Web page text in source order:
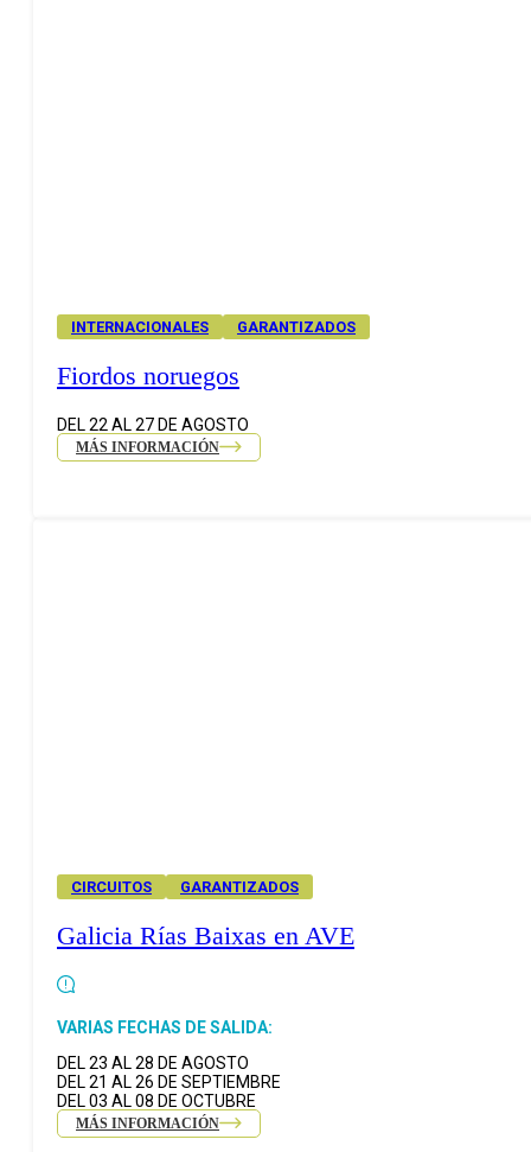
INTERNACIONALES GARANTIZADOS
Fiordos noruegos
DEL 22 AL 27 DE AGOSTO
MÁS INFORMACIÓN
CIRCUITOS GARANTIZADOS
Galicia Rías Baixas en AVE
VARIAS FECHAS DE SALIDA:
DEL 23 AL 28 DE AGOSTO
DEL 21 AL 26 DE SEPTIEMBRE
DEL 03 AL 08 DE OCTUBRE
MÁS INFORMACIÓN